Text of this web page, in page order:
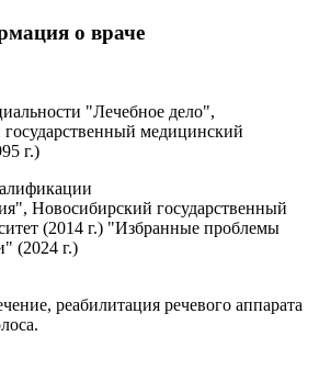
о враче
"Лечебное дело",
медицинский
г.)
Новосибирский государственный
(2014 г.) "Избранные проблемы
(2024 г.)
реабилитация речевого аппарата